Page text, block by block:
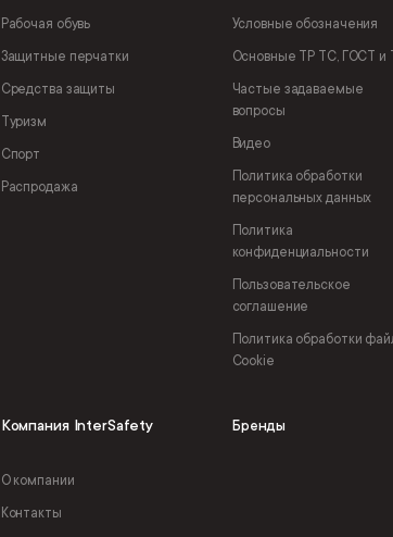
Рабочая обувь
Защитные перчатки
Средства защиты
Туризм
Спорт
Распродажа
Условные обозначения
Основные ТР ТС, ГОСТ и
Частые задаваемые
вопросы
Видео
Политика обработки
персональных данных
Политика
конфиденциальности
Пользовательское
соглашение
Политика обработки
Cookie
Компания InterSafety
О компании
Контакты
Бренды